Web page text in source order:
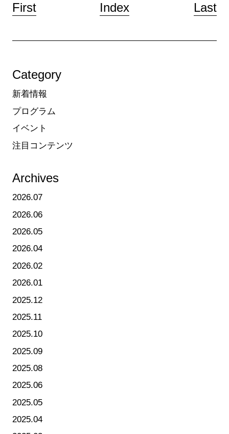
First Index Last
Category
新着情報
プログラム
イベント
注目コンテンツ
Archives
2026.07
2026.06
2026.05
2026.04
2026.02
2026.01
2025.12
2025.11
2025.10
2025.09
2025.08
2025.06
2025.05
2025.04